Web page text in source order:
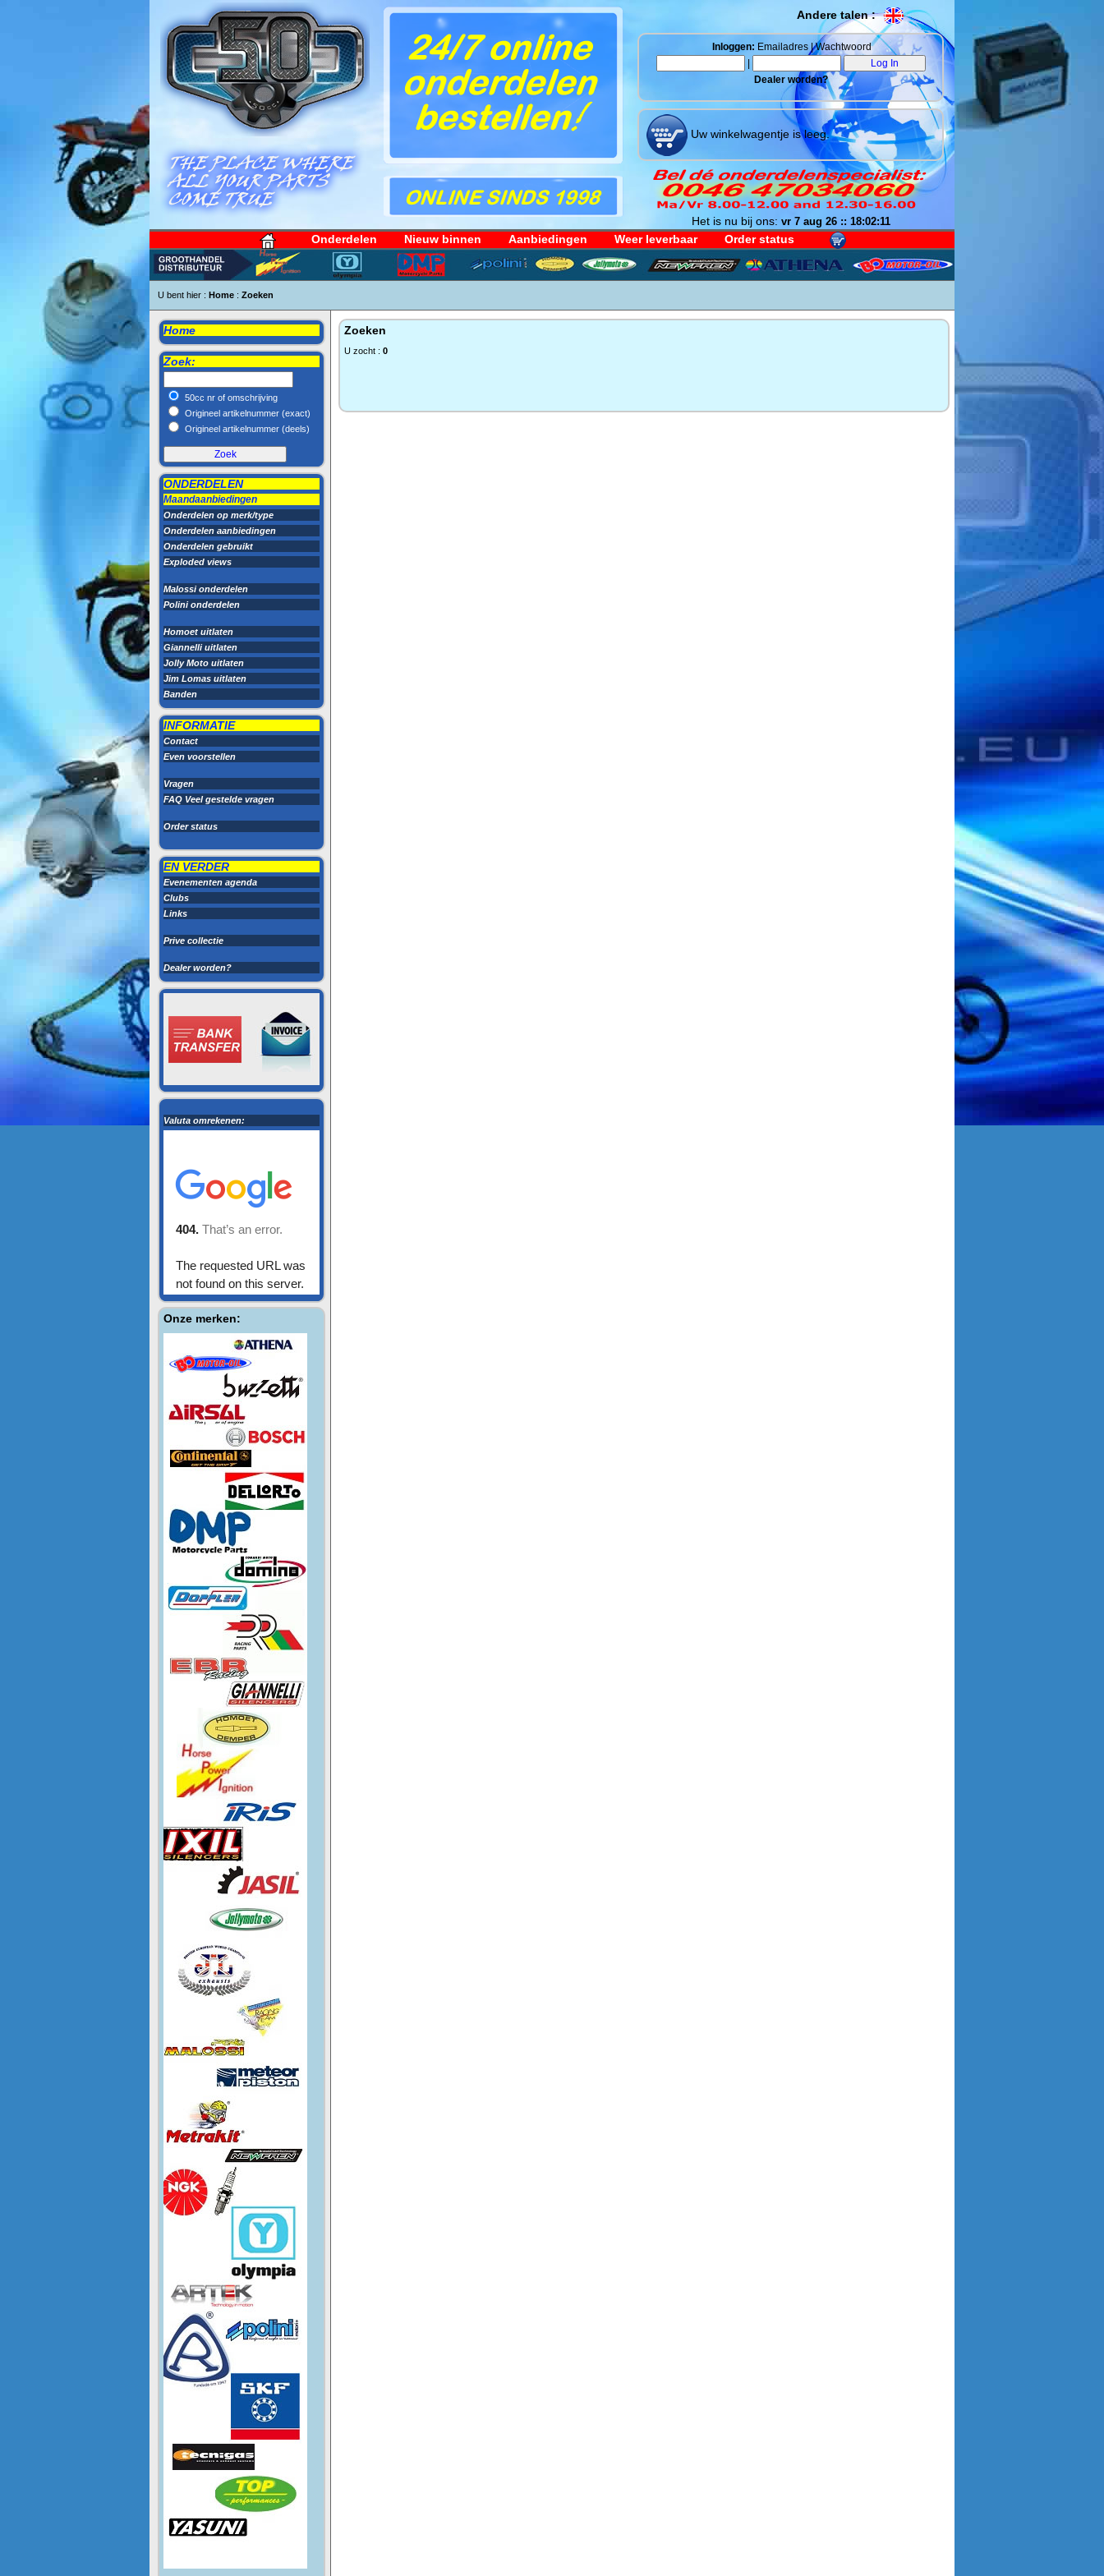
Andere talen :
Inloggen: Emailadres | Wachtwoord
Dealer worden?
Uw winkelwagentje is leeg.
Het is nu bij ons: vr 7 aug 26 :: 18:02:12
Onderdelen Nieuw binnen Aanbiedingen Weer leverbaar Order status
U bent hier : Home : Zoeken
Home
Zoek:
50cc nr of omschrijving
Origineel artikelnummer (exact)
Origineel artikelnummer (deels)
ONDERDELEN
Maandaanbiedingen
Onderdelen op merk/type
Onderdelen aanbiedingen
Onderdelen gebruikt
Exploded views
Malossi onderdelen
Polini onderdelen
Homoet uitlaten
Giannelli uitlaten
Jolly Moto uitlaten
Jim Lomas uitlaten
Banden
INFORMATIE
Contact
Even voorstellen
Vragen
FAQ Veel gestelde vragen
Order status
EN VERDER
Evenementen agenda
Clubs
Links
Prive collectie
Dealer worden?
Valuta omrekenen:
Onze merken:
Zoeken
U zocht : 0